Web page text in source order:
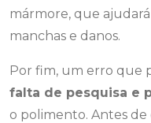
mármore, que
manchas e danos.
Por fim, um erro que
falta de pesquisa e
o polimento. Antes